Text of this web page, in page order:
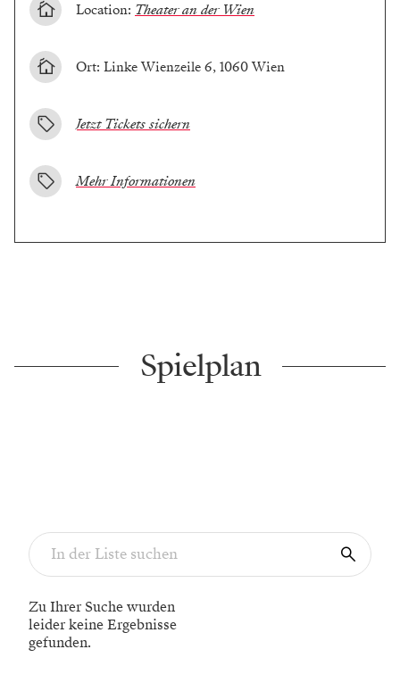
Location: Theater an der Wien
Ort: Linke Wienzeile 6, 1060 Wien
Jetzt Tickets sichern
Mehr Informationen
Spielplan
Zu Ihrer Suche wurden
leider keine Ergebnisse
gefunden.